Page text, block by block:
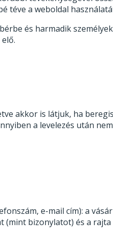
téve a weboldal
és harmadik
akkor is látjuk, ha
a levelezés után
e-mail cím): a
(mint bizonylatot) és a